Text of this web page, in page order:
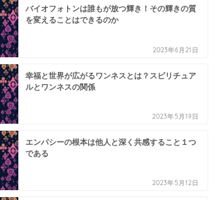
バイオフォトンは誰もが放つ輝き！その輝きの質
を変えることはできるのか
2023年6月21日
幸福と世界が広がるワンネスとは？スピリチュア
ルとワンネスの関係
2023年5月19日
エンパシーの根本は他人と深く共感すること１つ
である
2023年5月12日